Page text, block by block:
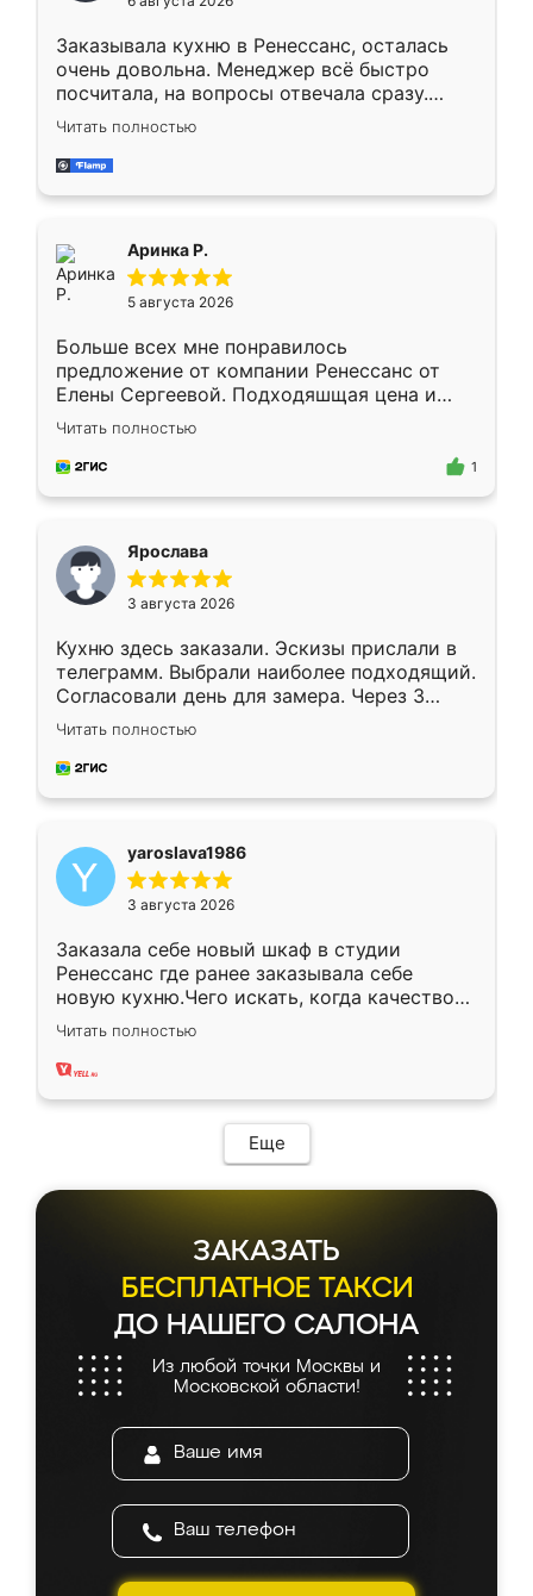
мебели буду заказывать только здесь.
Заказывала кухню в Ренессанс, осталась
очень довольна. Менеджер всё быстро
посчитала, на вопросы отвечала сразу.
Замерщик приехал в субботу, подошёл к
делу со всей ответственностью. Собрали
за день, ребята работали аккуратно, даже
Читать полностью
Аринка Р.
5 августа 2026
Больше всех мне понравилось
предложение от компании Ренессанс от
Елены Сергеевой. Подходяшщая цена и
короткие сроки изготовления. Приехавший
для замера сотрудник Владислав
предложил по моему эскизу самый
Читать полностью
1
Ярослава
3 августа 2026
Кухню здесь заказали. Эскизы прислали в
телеграмм. Выбрали наиболее подходящий.
Согласовали день для замера. Через 3
недели кухня была уже готова. Остались
довольны работой. Спасибо Ренессанс
мебель за качественную работу!
Читать полностью
yaroslava1986
3 августа 2026
Заказала себе новый шкаф в студии
Ренессанс где ранее заказывала себе
новую кухню.Чего искать, когда качеством
вполне довольна. Служит кухня уже почти
два года, нареканий нет.
Читать полностью
Еще
ЗАКАЗАТЬ
БЕСПЛАТНОЕ ТАКСИ
ДО НАШЕГО САЛОНА
Из любой точки Москвы и
Московской области!